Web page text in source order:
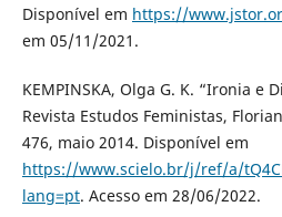
Disponível em https://
em 05/11/2021.
KEMPINSKA, Olga G. K. “Ironia e
Revista Estudos Feministas,
476, maio 2014. Disponível em
https://www.scielo.br/j/ref/a/
lang=pt. Acesso em 28/06/2022.